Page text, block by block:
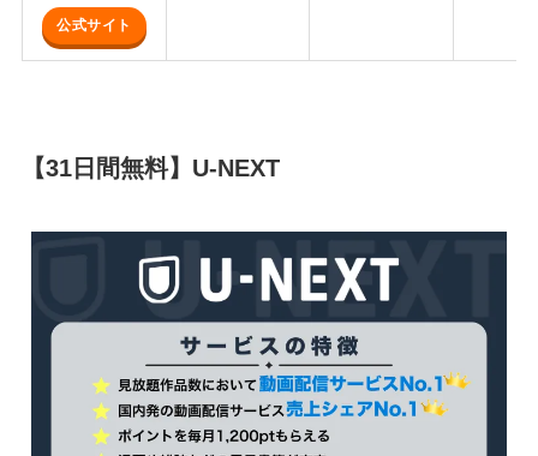
公式サイト
【31日間無料】U-NEXT